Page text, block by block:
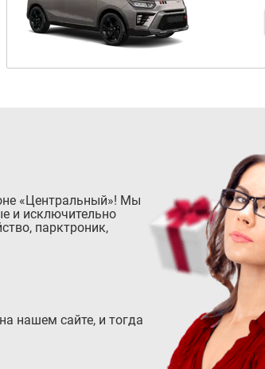
«Центральный»! Мы
и исключительно
парктроник,
нашем сайте, и тогда